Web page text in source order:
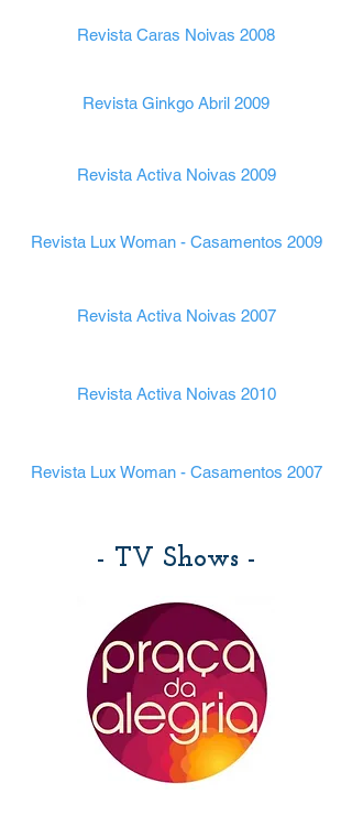
Revista Caras Noivas 2008
Revista Ginkgo Abril 2009
Revista Activa Noivas 2009
Revista Lux Woman - Casamentos 2009
Revista Activa Noivas 2007
Revista Activa Noivas 2010
Revista Lux Woman - Casamentos 2007
- TV Shows -